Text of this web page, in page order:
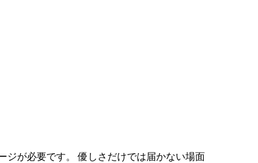
ジが必要です。 優しさだけでは届かない場面